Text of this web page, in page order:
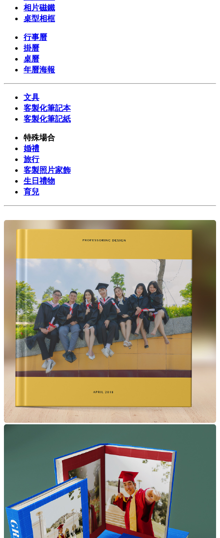
相片磁鐵
桌型相框
行事曆
掛曆
桌曆
年曆海報
文具
客製化筆記本
客製化筆記紙
特殊場合
婚禮
旅行
客製照片家飾
生日禮物
育兒